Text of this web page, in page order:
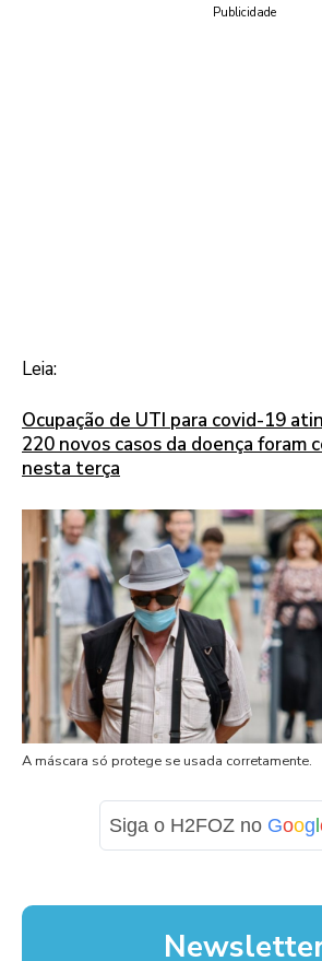
Publicidade
Leia:
Ocupação de UTI para covid-19
220 novos casos da doença foram
nesta terça
A máscara só protege se usada corretamente.
Siga o H2FOZ no Goog